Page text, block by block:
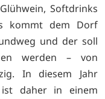
Softdrinks
kommt dem Dorf
und der soll
werden – von
In diesem Jahr
daher in einem